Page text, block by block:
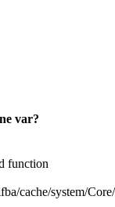
var?
function
cache/system/